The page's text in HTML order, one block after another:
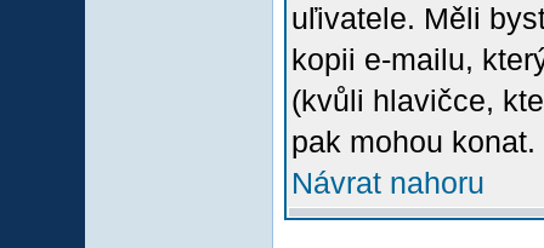
uľivatele. Měli
kopii e-mailu,
(kvůli hlavičce,
pak mohou konat.
Návrat nahoru